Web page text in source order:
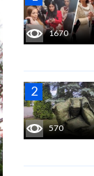
1670
570